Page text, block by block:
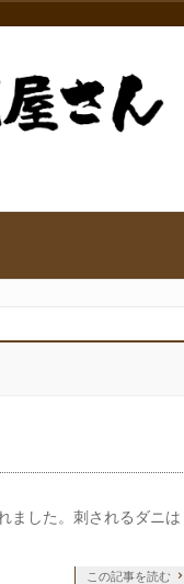
ました。刺されるダニは
この記事を読む